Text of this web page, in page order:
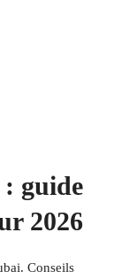
guide
2026
Conseils